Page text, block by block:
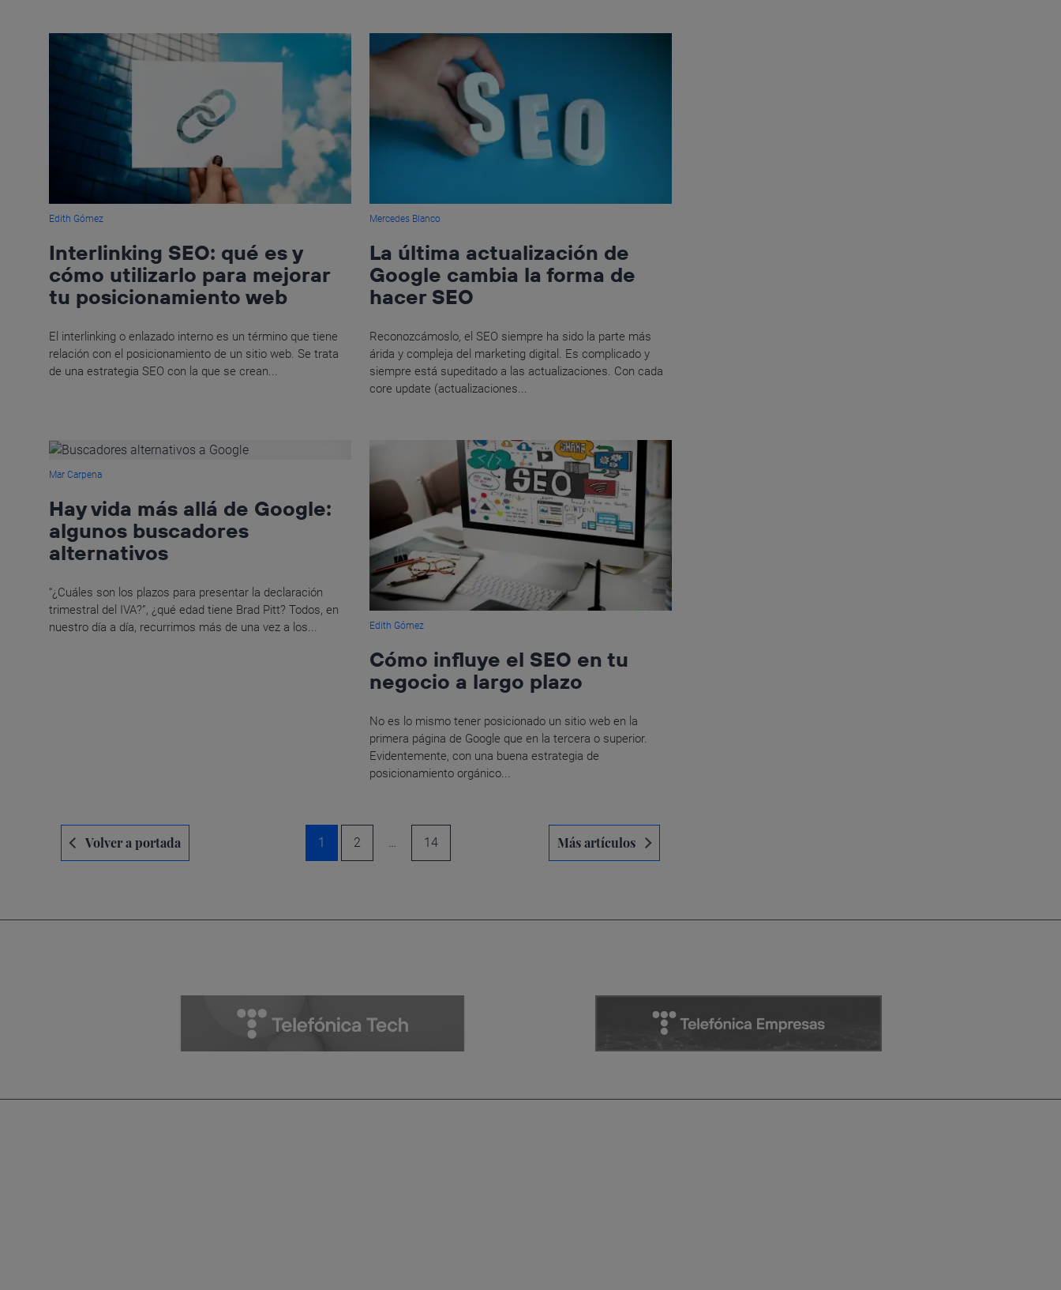
Edith Gómez
Interlinking SEO: qué es y
cómo utilizarlo para mejorar
tu posicionamiento web
El interlinking o enlazado interno es un término que tiene
relación con el posicionamiento de un sitio web. Se trata
de una estrategia SEO con la que se crean...
Mercedes Blanco
La última actualización de
Google cambia la forma de
hacer SEO
Reconozcámoslo, el SEO siempre ha sido la parte más
árida y compleja del marketing digital. Es complicado y
siempre está supeditado a las actualizaciones. Con cada
core update (actualizaciones...
Mar Carpena
Hay vida más allá de Google:
algunos buscadores
alternativos
“¿Cuáles son los plazos para presentar la declaración
trimestral del IVA?”, ¿qué edad tiene Brad Pitt? Todos, en
nuestro día a día, recurrimos más de una vez a los...
Edith Gómez
Cómo influye el SEO en tu
negocio a largo plazo
No es lo mismo tener posicionado un sitio web en la
primera página de Google que en la tercera o superior.
Evidentemente, con una buena estrategia de
posicionamiento orgánico...
Navegación
de Volver a portada 1 2 … 14 Más artículos